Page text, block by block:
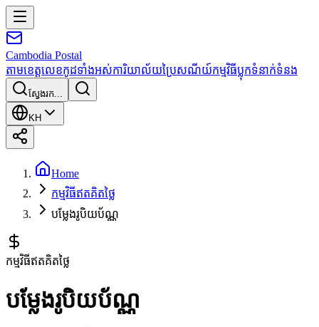
Cambodia Postal
តាមខេត្តលេខកូដទាំងអស់ការិយាល័យប្រៃសណីយ៍កម្មវិធីប្លុកទំនាក់ទំនង
ស្វែងរក...
KH
Home
កម្មវិធីឥតគិតថ្លៃ
បម្លែងរូបិយប័ណ្ណ
កម្មវិធីឥតគិតថ្លៃ
បម្លែងរូបិយប័ណ្ណ